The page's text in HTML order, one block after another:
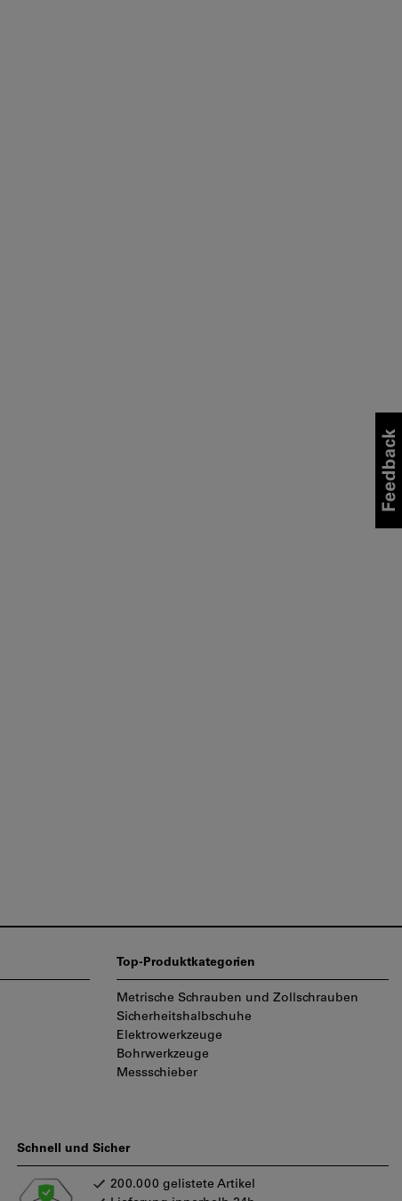
Top-Produktkategorien
Metrische Schrauben und Zollschrauben
Sicherheitshalbschuhe
Elektrowerkzeuge
Bohrwerkzeuge
Messschieber
Schnell und Sicher
200.000 gelistete Artikel